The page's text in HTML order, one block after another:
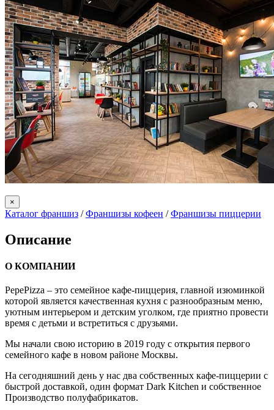
×
Каталог франшиз /Франшизы кофеен /Франшизы пиццерии
Описание
О КОМПАНИИ
PepePizza – это семейное кафе-пиццерия, главной изюминкой
которой является качественная кухня с разнообразным меню,
уютным интерьером и детским уголком, где приятно провести
время с детьми и встретиться с друзьями.
Мы начали свою историю в 2019 году с открытия первого
семейного кафе в новом районе Москвы.
На сегодняшний день у нас два собственных кафе-пиццерии с
быстрой доставкой, один формат Dark Kitchen и собственное
Производство полуфабрикатов.